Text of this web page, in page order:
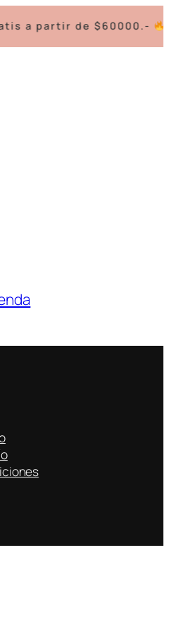
a partir de $60000.- 3